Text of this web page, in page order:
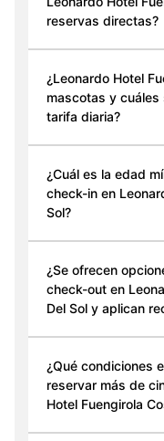
reservas directas?
¿Leonardo Hotel
mascotas y cuáles
tarifa diaria?
¿Cuál es la edad
check-in en
Sol?
¿Se ofrecen
check-out en
Del Sol y aplican
¿Qué condiciones
reservar más de
Hotel Fuengirola